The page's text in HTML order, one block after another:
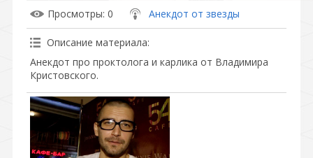
Просмотры: 0 Анекдот от звезды
Описание материала:
Анекдот про проктолога и карлика от Владимира
Кристовского.